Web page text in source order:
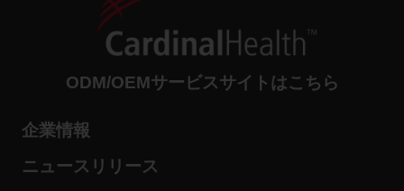
ODM/OEMサービスサイトはこちら
企業情報
ニュースリリース